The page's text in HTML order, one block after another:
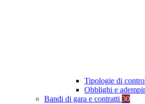
Tipologie di
Obblighi e
Bandi di gara e contratti 30